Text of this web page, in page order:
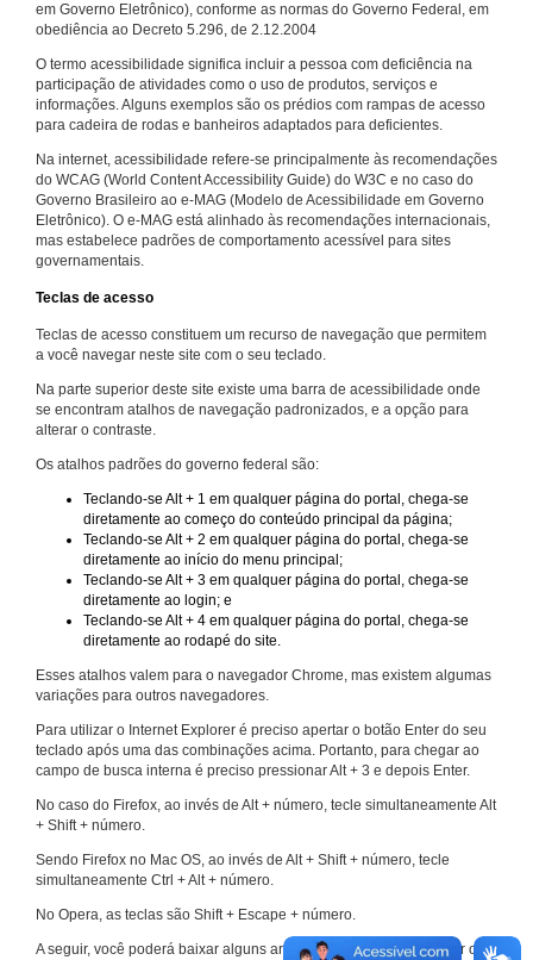
em Governo Eletrônico), conforme as normas do Governo Federal, em
obediência ao Decreto 5.296, de 2.12.2004
O termo acessibilidade significa incluir a pessoa com deficiência na
participação de atividades como o uso de produtos, serviços e
informações. Alguns exemplos são os prédios com rampas de acesso
para cadeira de rodas e banheiros adaptados para deficientes.
Na internet, acessibilidade refere-se principalmente às recomendações
do WCAG (World Content Accessibility Guide) do W3C e no caso do
Governo Brasileiro ao e-MAG (Modelo de Acessibilidade em Governo
Eletrônico). O e-MAG está alinhado às recomendações internacionais,
mas estabelece padrões de comportamento acessível para sites
governamentais.
Teclas de acesso
Teclas de acesso constituem um recurso de navegação que permitem
a você navegar neste site com o seu teclado.
Na parte superior deste site existe uma barra de acessibilidade onde
se encontram atalhos de navegação padronizados, e a opção para
alterar o contraste.
Os atalhos padrões do governo federal são:
Teclando-se Alt + 1 em qualquer página do portal, chega-se
diretamente ao começo do conteúdo principal da página;
Teclando-se Alt + 2 em qualquer página do portal, chega-se
diretamente ao início do menu principal;
Teclando-se Alt + 3 em qualquer página do portal, chega-se
diretamente ao login; e
Teclando-se Alt + 4 em qualquer página do portal, chega-se
diretamente ao rodapé do site.
Esses atalhos valem para o navegador Chrome, mas existem algumas
variações para outros navegadores.
Para utilizar o Internet Explorer é preciso apertar o botão Enter do seu
teclado após uma das combinações acima. Portanto, para chegar ao
campo de busca interna é preciso pressionar Alt + 3 e depois Enter.
No caso do Firefox, ao invés de Alt + número, tecle simultaneamente Alt
+ Shift + número.
Sendo Firefox no Mac OS, ao invés de Alt + Shift + número, tecle
simultaneamente Ctrl + Alt + número.
No Opera, as teclas são Shift + Escape + número.
A seguir, você poderá baixar alguns arquivos que explicam melhor o